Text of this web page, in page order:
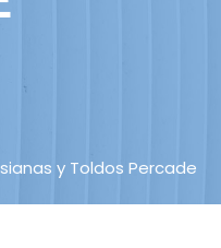
y Toldos Percade